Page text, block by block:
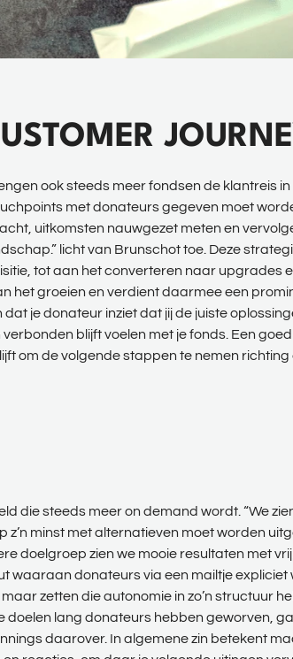
ook steeds meer fondsen de klantreis
met donateurs gegeven moet
uitkomsten nauwgezet meten en
licht van Brunschot toe. Deze
tot aan het converteren naar upgrades
het groeien en verdient daarmee een
dat je donateur inziet dat jij de juiste
blijft voelen met je fonds. Een
om de volgende stappen te nemen richting
die steeds meer on demand wordt. “We
minst met alternatieven moet worden
doelgroep zien we mooie resultaten met
waaraan donateurs via een mailtje expliciet
zetten die autonomie in zo’n structuur
doelen lang donateurs hebben geworven,
daarover. In algemene zin betekent